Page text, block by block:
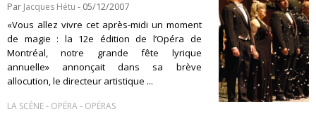
Par Jacques Hétu - 05/12/2007
«Vous allez vivre cet après-midi un moment
de magie : la 12e édition de l’Opéra de
Montréal, notre grande fête lyrique
annuelle» annonçait dans sa brève
allocution, le directeur artistique ...
LA SCÈNE- OPÉRA- OPÉRAS